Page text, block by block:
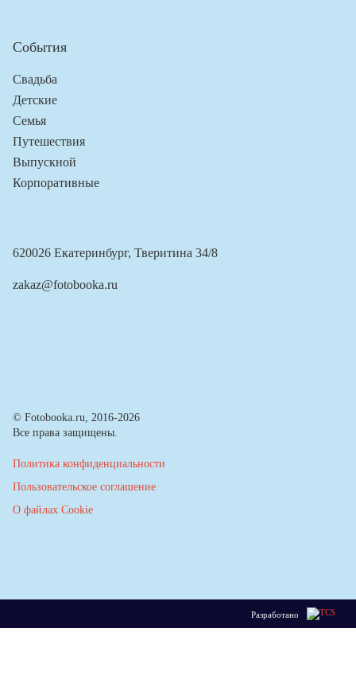
События
Свадьба
Детские
Семья
Путешествия
Выпускной
Корпоративные
620026 Екатеринбург, Тверитина 34/8
zakaz@fotobooka.ru
© Fotobooka.ru, 2016-2026
Все права защищены.
Политика конфиденциальности
Пользовательское соглашение
О файлах Cookie
Разработано